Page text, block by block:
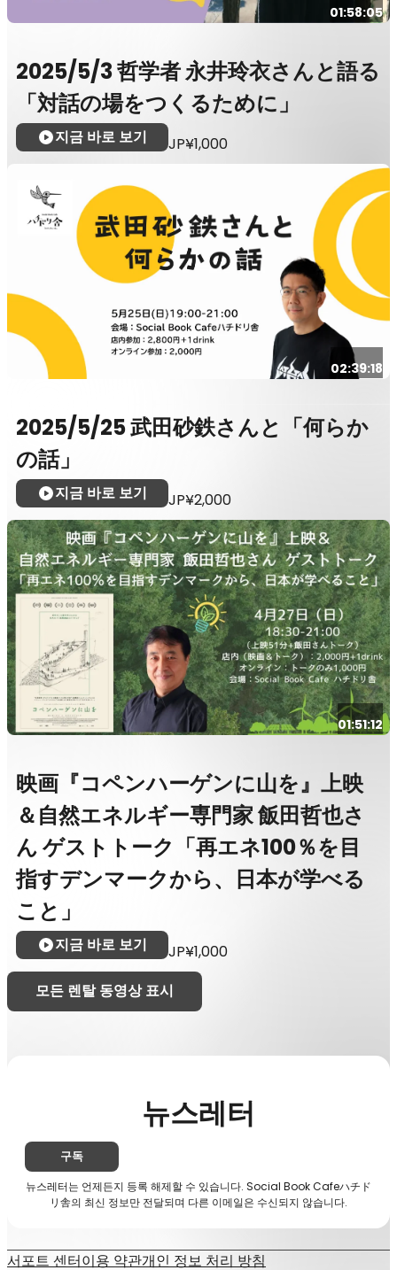
01:58:05
2025/5/3 哲学者 永井玲衣さんと語る
「対話の場をつくるために」
지금 바로 보기 JP¥1,000
02:39:18
2025/5/25 武田砂鉄さんと「何らか
の話」
지금 바로 보기 JP¥2,000
01:51:12
映画『コペンハーゲンに山を』上映
＆自然エネルギー専門家 飯田哲也さ
ん ゲストトーク「再エネ100％を目
指すデンマークから、日本が学べる
こと」
지금 바로 보기 JP¥1,000
모든 렌탈 동영상 표시
뉴스레터
구독
뉴스레터는 언제든지 등록 해제할 수 있습니다. Social Book Cafeハチド
リ舎의 최신 정보만 전달되며 다른 이메일은 수신되지 않습니다.
서포트 센터이용 약관개인 정보 처리 방침